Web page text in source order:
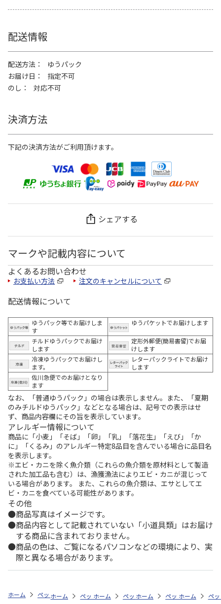
配送情報
配送方法
ゆうパック
お届け日
指定不可
のし
対応不可
決済方法
下記の決済方法がご利用頂けます。
シェアする
マークや記載内容について
よくあるお問い合わせ
お支払い方法 注文のキャンセルについて
配送情報について
ゆうパック等でお届けしま
す
ゆうパケットでお届けします
チルドゆうパックでお届け
します
定形外郵便(簡易書留)でお届
けします
冷凍ゆうパックでお届けし
ます。
レターパックライトでお届け
します
佐川急便でのお届けとなり
ます
なお、「普通ゆうパック」の場合は表示しません。また、「夏期
のみチルドゆうパック」などとなる場合は、記号での表示はせ
ず、商品内容欄にその旨を表示しています。
アレルギー情報について
商品に「小麦」「そば」「卵」「乳」「落花生」「えび」「か
に」「くるみ」のアレルギー特定8品目を含んでいる場合に品目名
を表示します。
※エビ・カニを除く魚介類（これらの魚介類を原材料として製造
された加工品も含む）は、漁獲漁法によりエビ・カニが混じって
いる場合があります。 また、これらの魚介類は、エサとしてエ
ビ・カニを食べている可能性があります。
その他
商品写真はイメージです。
商品内容として記載されていない「小道具類」はお届け
する商品に含まれておりません。
商品の色は、ご覧になるパソコンなどの環境により、実
際と異なる場合があります。
ホーム ペットストア ケージ・飼育その他用品 水槽用品その他（魚
ホーム ペットストア ケージ・飼育その他用品 水
ホーム ペットストア ケージ・飼育その
ホーム ペットストア ケ
ホーム ペ